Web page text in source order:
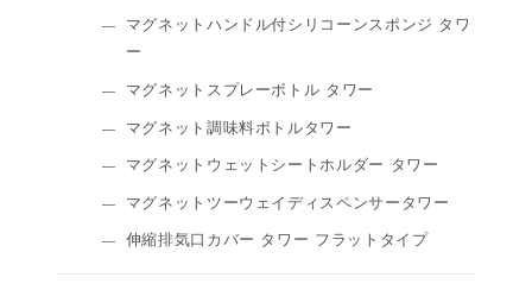
マグネットハンドル付シリコーンスポンジ タワ
ー
マグネットスプレーボトル タワー
マグネット調味料ボトルタワー
マグネットウェットシートホルダー タワー
マグネットツーウェイディスペンサータワー
伸縮排気口カバー タワー フラットタイプ